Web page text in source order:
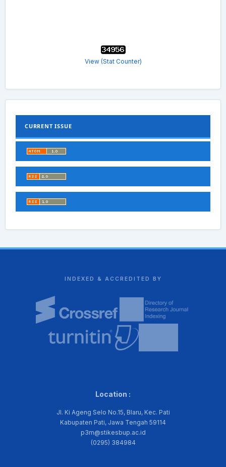
View (Stat Counter)
CURRENT ISSUE
INDEXED & ACCREDITED BY
Location :
Jl. Ki Ageng Selo No.15, Blaru, Kec. Pati
Kabupaten Pati, Jawa Tengah 59114
p3m@stikesbup.ac.id
(0295) 384984